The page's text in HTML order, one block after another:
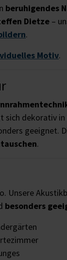
beruhigendes
Dietze –
.
Motiv.
sich dekorativ
geeignet.
.
Unsere
besonders